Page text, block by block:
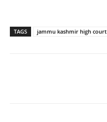
TAGS jammu kashmir high court